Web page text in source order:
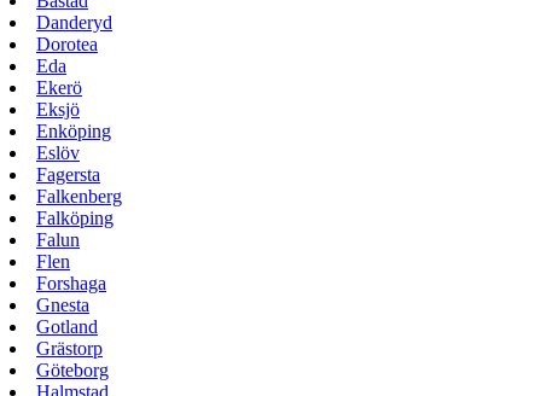
Danderyd
Dorotea
Eda
Ekerö
Eksjö
Enköping
Eslöv
Fagersta
Falkenberg
Falköping
Falun
Flen
Forshaga
Gnesta
Gotland
Grästorp
Göteborg
Halmstad